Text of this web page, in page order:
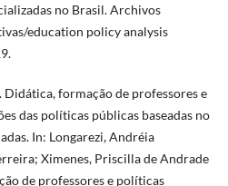
no Brasil. Archivos
education policy analysis
Didática, formação de professores e
das políticas públicas baseadas no
In: Longarezi, Andréia
Ximenes, Priscilla de Andrade
de professores e políticas